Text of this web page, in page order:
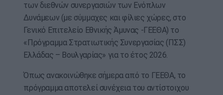
των διεθνών συνεργασιών των Ενόπλων
Δυνάμεων (με σύμμαχες και φίλιες χώρες, στο
Γενικό Επιτελείο Εθνικής Άμυνας -ΓΕΕΘΑ) το
«Πρόγραμμα Στρατιωτικής Συνεργασίας (ΠΣΣ)
Ελλάδας – Βουλγαρίας» για το έτος 2026.
Όπως ανακοινώθηκε σήμερα από το ΓΕΕΘΑ, το
πρόγραμμα αποτελεί συνέχεια του αντίστοιχου